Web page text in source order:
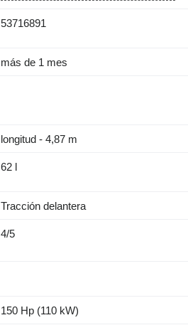
53716891
más de 1 mes
longitud - 4,87 m
62 l
Tracción delantera
4/5
150 Hp (110 kW)